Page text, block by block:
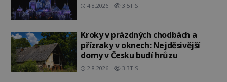
4.8.2026 3.5TIS
Kroky v prázdných chodbách a
přízraky v oknech: Nejděsivější
domy v Česku budí hrůzu
2.8.2026 3.3TIS